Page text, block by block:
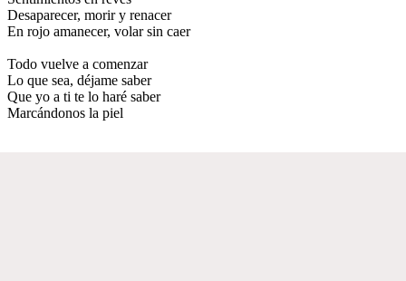
Desaparecer, morir y renacer
En rojo amanecer, volar sin caer
Todo vuelve a comenzar
Lo que sea, déjame saber
Que yo a ti te lo haré saber
Marcándonos la piel